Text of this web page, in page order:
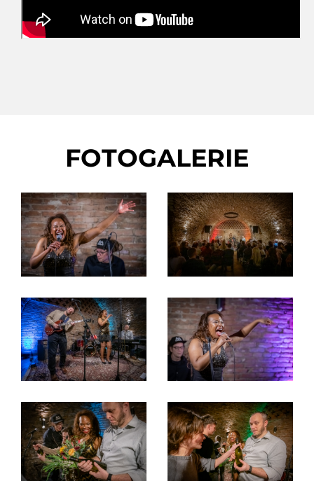
FOTOGALERIE